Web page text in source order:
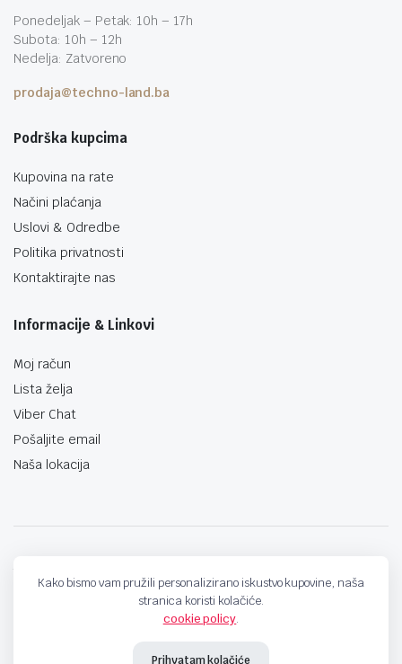
Ponedeljak – Petak: 10h – 17h
Subota: 10h – 12h
Nedelja: Zatvoreno
prodaja@techno-land.ba
Podrška kupcima
Kupovina na rate
Načini plaćanja
Uslovi & Odredbe
Politika privatnosti
Kontaktirajte nas
Informacije & Linkovi
Moj račun
Lista želja
Viber Chat
Pošaljite email
Naša lokacija
Kako bismo vam pružili personalizirano iskustvo kupovine, naša
stranica koristi kolačiće.
cookie policy.
Prihvatam kolačiće